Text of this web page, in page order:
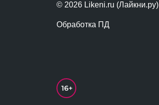
© 2026 Likeni.ru (Лайкни.ру)
Обработка ПД